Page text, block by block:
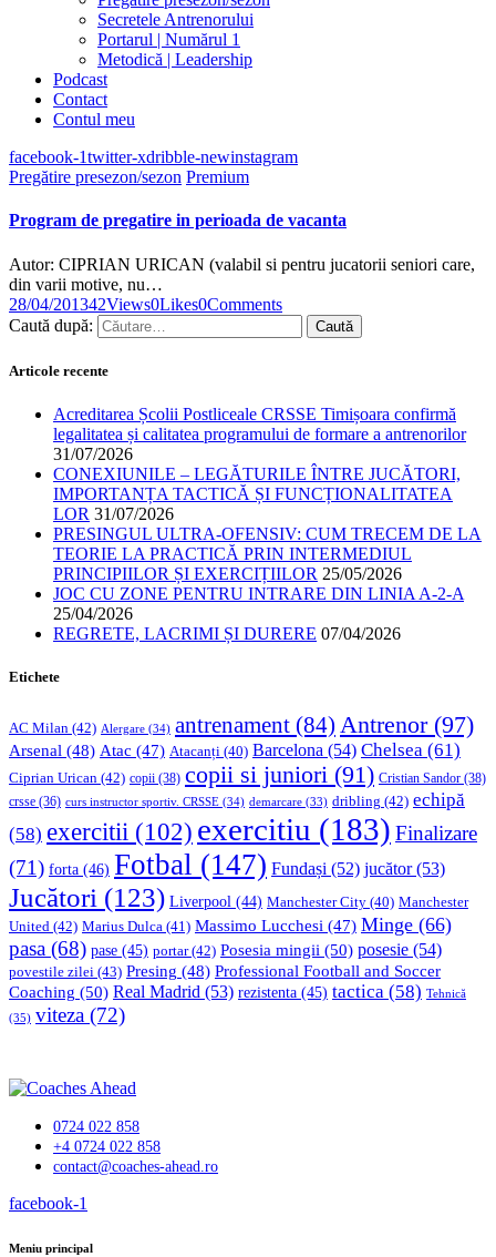
Secretele Antrenorului
Portarul | Numărul 1
Metodică | Leadership
Podcast
Contact
Contul meu
facebook-1twitter-xdribble-newinstagram
Pregătire presezon/sezon Premium
Program de pregatire in perioada de vacanta
Autor: CIPRIAN URICAN (valabil si pentru jucatorii seniori care,
din varii motive, nu…
28/04/201342Views0Likes0Comments
Caută după:
Articole recente
Acreditarea Școlii Postliceale CRSSE Timișoara confirmă
legalitatea și calitatea programului de formare a antrenorilor
31/07/2026
CONEXIUNILE – LEGĂTURILE ÎNTRE JUCĂTORI,
IMPORTANȚA TACTICĂ ȘI FUNCȚIONALITATEA
LOR 31/07/2026
PRESINGUL ULTRA-OFENSIV: CUM TRECEM DE LA
TEORIE LA PRACTICĂ PRIN INTERMEDIUL
PRINCIPIILOR ȘI EXERCIȚIILOR 25/05/2026
JOC CU ZONE PENTRU INTRARE DIN LINIA A-2-A
25/04/2026
REGRETE, LACRIMI ȘI DURERE 07/04/2026
Etichete
AC Milan (42) Alergare (34) antrenament (84) Antrenor(97)
Arsenal (48) Atac (47) Atacanți (40) Barcelona (54) Chelsea (61)
Ciprian Urican (42) copii (38) copii si juniori (91) Cristian Sandor (38)
crsse (36) curs instructor sportiv. CRSSE (34) demarcare (33) dribling (42) echipă
(58) exercitii (102) exercitiu (183) Finalizare
(71) forta (46) Fotbal (147) Fundași (52) jucător(53)
Jucători (123) Liverpool (44) Manchester City (40) Manchester
United (42) Marius Dulca (41) Massimo Lucchesi (47) Minge (66)
pasa (68) pase (45) portar(42) Posesia mingii (50) posesie (54)
povestile zilei (43) Presing (48) Professional Football and Soccer
Coaching (50) Real Madrid (53) rezistenta (45) tactica (58) Tehnică
(35) viteza (72)
0724 022 858
+4 0724 022 858
contact@coaches-ahead.ro
facebook-1
Meniu principal